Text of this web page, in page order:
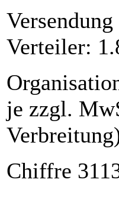
Verteiler:
je zzgl.
Chiffre